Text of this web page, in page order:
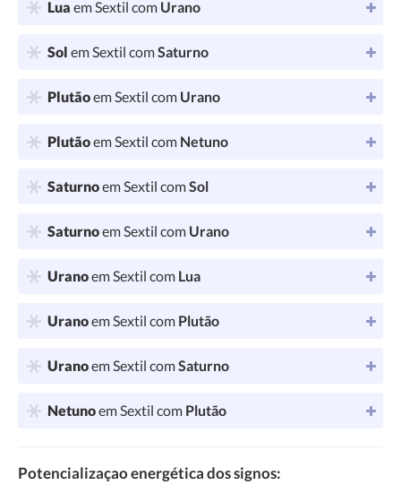
Lua em Sextil com Urano
Sol em Sextil comSaturno
Plutãoem Sextil com Urano
Plutãoem Sextil com Netuno
Saturnoem Sextil comSol
Saturnoem Sextil com Urano
Uranoem Sextil com Lua
Uranoem Sextil com Plutão
Uranoem Sextil comSaturno
Netunoem Sextil com Plutão
Potencializaçao energética dos signos: